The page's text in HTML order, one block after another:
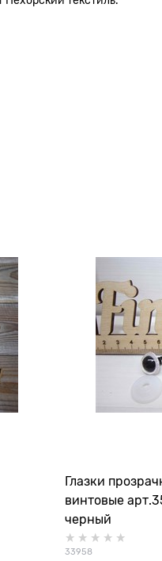
Глазки
винтовые
черный
33958